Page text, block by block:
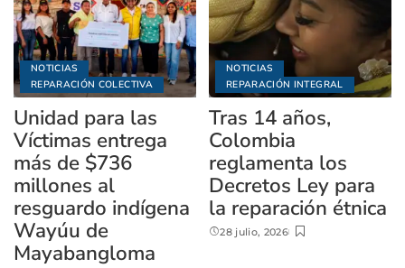
NOTICIAS
REPARACIÓN COLECTIVA
Unidad para las
Víctimas entrega
más de $736
millones al
resguardo indígena
Wayúu de
Mayabangloma
NOTICIAS
REPARACIÓN INTEGRAL
Tras 14 años,
Colombia
reglamenta los
Decretos Ley para
la reparación étnica
28 julio, 2026